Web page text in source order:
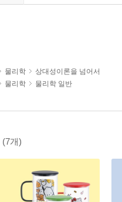
물리학
상대성이론을 넘어서
물리학 물리학 일반
(7개)